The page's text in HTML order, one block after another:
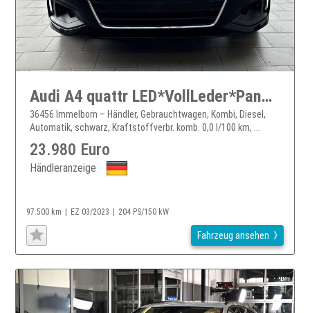
Audi A4 quattr LED*VollLeder*Panorama*NaviTouch*Sound
36456 Immelborn – Händler, Gebrauchtwagen, Kombi, Diesel,
Automatik, schwarz, Kraftstoffverbr. komb. 0,0 l/100 km, ...
23.980 Euro
Händleranzeige
97.500 km EZ 03/2023 204 PS/150 kW
Fahrzeug ansehen